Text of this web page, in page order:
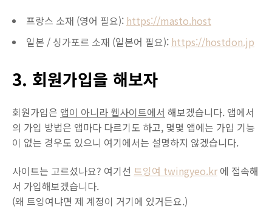
프랑스 소재 (영어 필요): https://masto.host
일본 / 싱가포르 소재 (일본어 필요): https://hostdon.jp
3. 회원가입을 해보자
회원가입은 앱이 아니라 웹사이트에서 해보겠습니다. 앱에서
의 가입 방법은 앱마다 다르기도 하고, 몇몇 앱에는 가입 기능
이 없는 경우도 있으니 여기에서는 설명하지 않겠습니다.
사이트는 고르셨나요? 여기선 트잉여 twingyeo.kr에 접속해
서 가입해보겠습니다.
(왜 트잉여냐면 제 계정이 거기에 있거든요.)